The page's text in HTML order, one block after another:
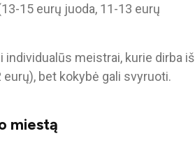
15 eurų juoda, 11-13 eurų
individualūs meistrai, kurie dirba iš
bet kokybė gali svyruoti.
miestą